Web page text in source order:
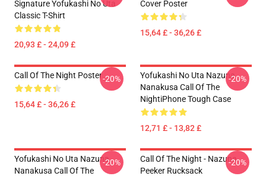
Signature Yofukashi No Uta
Classic T-Shirt
20,93 £ - 24,09 £
Cover Poster
15,64 £ - 36,26 £
Call Of The Night Poster
15,64 £ - 36,26 £
-20%
Yofukashi No Uta Nazuna
Nanakusa Call Of The
NightiPhone Tough Case
12,71 £ - 13,82 £
-20%
Yofukashi No Uta Nazuna
Nanakusa Call Of The
-20%
Call Of The Night - Nazuna
Peeker Rucksack
-20%